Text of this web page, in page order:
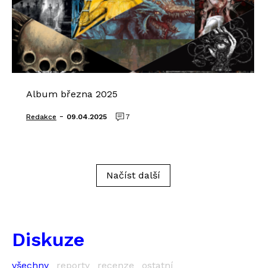
Album března 2025
Redakce - 09.04.2025 7
Načíst další
Diskuze
všechny reporty recenze ostatní